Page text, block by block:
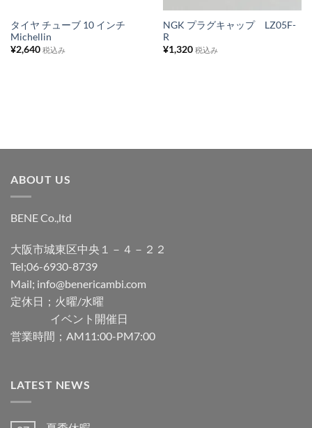
ス
タイヤ チューブ 10 インチ
Michellin
¥2,640 税込み
ス
NGK プラグキャップ LZ05F-
R
¥1,320 税込み
ABOUT US
BENE Co.,ltd
大阪市城東区中央１－４－２２
Tel;06-6930-8739
Mail; info@benericambi.com
定休日；火曜/水曜
イベント開催日
営業時間；AM11:00-PM7:00
LATEST NEWS